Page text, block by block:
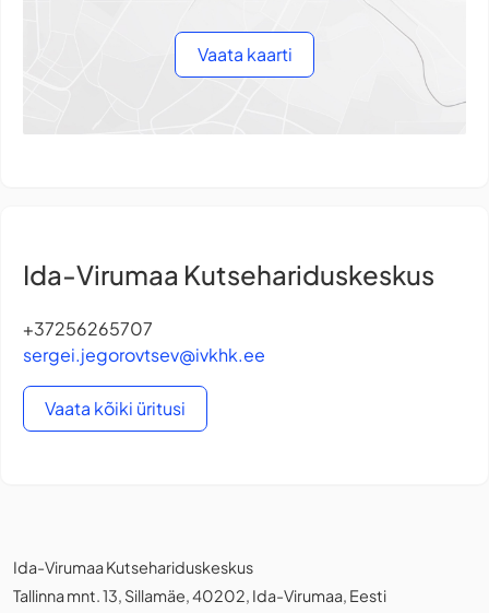
Vaata kaarti
Ida-Virumaa Kutsehariduskeskus
+37256265707
sergei.jegorovtsev@ivkhk.ee
Vaata kõiki üritusi
Ida-Virumaa Kutsehariduskeskus
Tallinna mnt. 13, Sillamäe, 40202, Ida-Virumaa, Eesti